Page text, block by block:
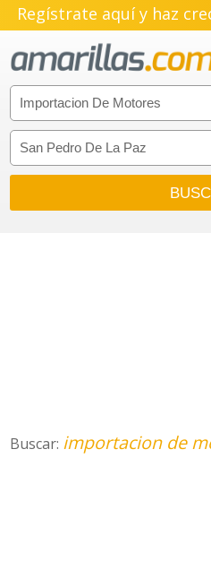
Regístrate aquí y haz
Buscar: importacion de